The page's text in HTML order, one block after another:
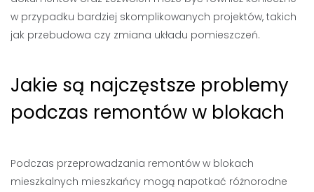
w przypadku bardziej skomplikowanych projektów, takich
jak przebudowa czy zmiana układu pomieszczeń.
Jakie są najczęstsze problemy
podczas remontów w blokach
Podczas przeprowadzania remontów w blokach
mieszkalnych mieszkańcy mogą napotkać różnorodne